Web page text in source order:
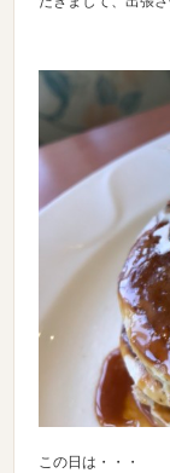
この日は・・・